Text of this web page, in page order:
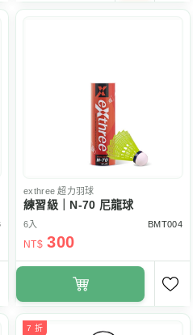
exthree 超力羽球
練習級｜N-70 尼龍球
6入 BMT004
NT$ 300
7 折